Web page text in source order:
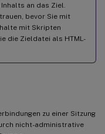
an das Ziel.
bevor Sie mit
mit Skripten
die Zieldatei als HTML-
zu einer Sitzung
nicht-administrative